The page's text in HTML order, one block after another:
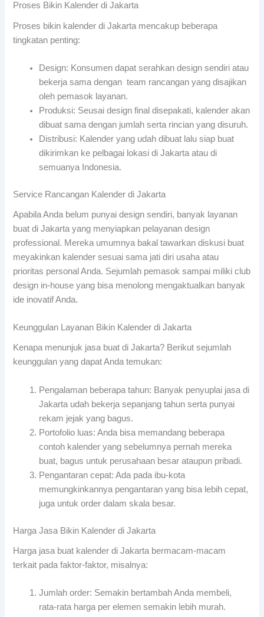
Proses Bikin Kalender di Jakarta
Proses bikin kalender di Jakarta mencakup beberapa
tingkatan penting:
Design: Konsumen dapat serahkan design sendiri atau
bekerja sama dengan team rancangan yang disajikan
oleh pemasok layanan.
Produksi: Seusai design final disepakati, kalender akan
dibuat sama dengan jumlah serta rincian yang disuruh.
Distribusi: Kalender yang udah dibuat lalu siap buat
dikirimkan ke pelbagai lokasi di Jakarta atau di
semuanya Indonesia.
Service Rancangan Kalender di Jakarta
Apabila Anda belum punyai design sendiri, banyak layanan
buat di Jakarta yang menyiapkan pelayanan design
professional. Mereka umumnya bakal tawarkan diskusi buat
meyakinkan kalender sesuai sama jati diri usaha atau
prioritas personal Anda. Sejumlah pemasok sampai miliki club
design in-house yang bisa menolong mengaktualkan banyak
ide inovatif Anda.
Keunggulan Layanan Bikin Kalender di Jakarta
Kenapa menunjuk jasa buat di Jakarta? Berikut sejumlah
keunggulan yang dapat Anda temukan:
Pengalaman beberapa tahun: Banyak penyuplai jasa di
Jakarta udah bekerja sepanjang tahun serta punyai
rekam jejak yang bagus.
Portofolio luas: Anda bisa memandang beberapa
contoh kalender yang sebelumnya pernah mereka
buat, bagus untuk perusahaan besar ataupun pribadi.
Pengantaran cepat: Ada pada ibu-kota
memungkinkannya pengantaran yang bisa lebih cepat,
juga untuk order dalam skala besar.
Harga Jasa Bikin Kalender di Jakarta
Harga jasa buat kalender di Jakarta bermacam-macam
terkait pada faktor-faktor, misalnya:
Jumlah order: Semakin bertambah Anda membeli,
rata-rata harga per elemen semakin lebih murah.